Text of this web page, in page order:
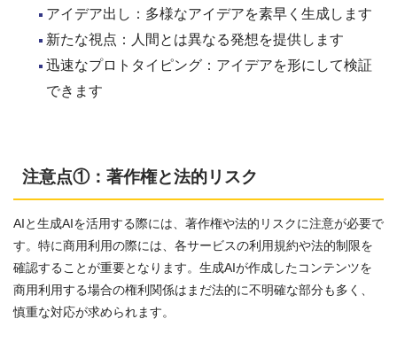
アイデア出し：多様なアイデアを素早く生成します
新たな視点：人間とは異なる発想を提供します
迅速なプロトタイピング：アイデアを形にして検証
できます
注意点①：著作権と法的リスク
AIと生成AIを活用する際には、著作権や法的リスクに注意が必要で
す。特に商用利用の際には、各サービスの利用規約や法的制限を
確認することが重要となります。生成AIが作成したコンテンツを
商用利用する場合の権利関係はまだ法的に不明確な部分も多く、
慎重な対応が求められます。